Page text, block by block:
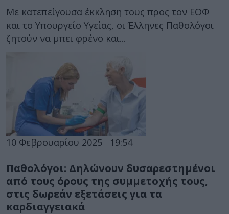
Με κατεπείγουσα έκκληση τους προς τον ΕΟΦ
και το Υπουργείο Υγείας, οι Έλληνες Παθολόγοι
ζητούν να μπει φρένο και...
10 Φεβρουαρίου 2025 19:54
Παθολόγοι: Δηλώνουν δυσαρεστημένοι
από τους όρους της συμμετοχής τους,
στις δωρεάν εξετάσεις για τα
καρδιαγγειακά